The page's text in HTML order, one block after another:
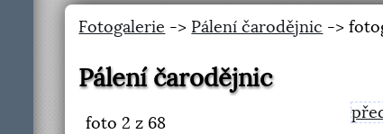
Fotogalerie -> Pálení čarodějnic ->
Pálení čarodějnic
foto2 z 68